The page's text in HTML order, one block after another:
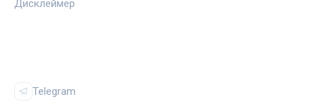
Дисклеймер
Telegram